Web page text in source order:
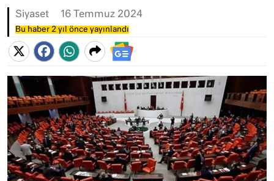
Siyaset 16 Temmuz 2024
Bu haber 2 yıl önce yayınlandı